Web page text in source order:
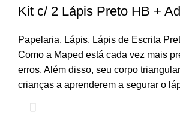
Kit c/ 2 Lápis Preto HB +
Papelaria, Lápis, Lápis de Escrita
Como a Maped está cada vez mais
erros. Além disso, seu corpo
crianças a aprenderem a segurar o